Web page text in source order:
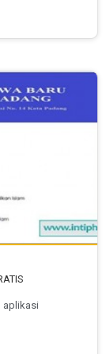
aplikasi